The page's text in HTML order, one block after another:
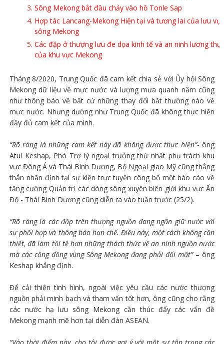
Sông Mekong bắt đầu chảy vào hồ Tonle Sap
Hợp tác Lancang-Mekong Hiện tại và tương lai của lưu vực
sông Mekong
Các đập ở thượng lưu đe dọa kinh tế và an ninh lương
của khu vực Mekong
Tháng 8/2020, Trung Quốc đã cam kết chia sẻ với Ủy hội Sông
Mekong dữ liệu về mực nước và lượng mưa quanh năm cũng
như thông báo về bất cứ những thay đổi bất thường nào về
mực nước. Nhưng dường như Trung Quốc đã không thực hiện
đầy đủ cam kết của mình.
“Rõ ràng là những cam kết này đã không được thực hiện”- ông
Atul Keshap, Phó Trợ lý ngoại trưởng thứ nhất phụ trách khu
vực Đông Á và Thái Bình Dương, Bộ Ngoại giao Mỹ cũng thẳng
thắn nhận định tại sự kiện trực tuyến công bố một báo cáo về
tăng cường Quản trị các dòng sông xuyên biên giới khu vực Ấn
Độ - Thái Bình Dương cũng diễn ra vào tuần trước (25/2).
“Rõ ràng là các đập trên thượng nguồn đang ngăn giữ nước với
sự phối hợp và thông báo hạn chế. Điều này, một cách không cần
thiết, đã làm tồi tệ hơn những thách thức về an ninh nguồn nước
mà các cộng đồng vùng Sông Mekong đang phải đối mặt”– ông
Keshap khẳng định.
Để cải thiện tình hình, ngoài việc yêu cầu các nước thượng
nguồn phải minh bạch và tham vấn tốt hơn, ông cũng cho rằng
các nước hạ lưu sông Mekong cần thúc đẩy các vấn đề
Mekong mạnh mẽ hơn tại diễn đàn ASEAN.